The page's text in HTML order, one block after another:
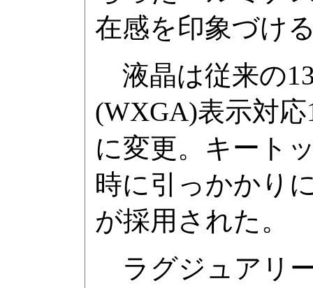
在感を印象づけ
液晶は従来の
(WXGA)表示対
に変更。キート
時に引っかかり
が採用された。
ラグジュアリ